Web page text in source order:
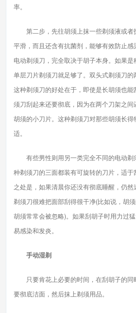
率。
第二步，先往胡须上抹一些剃须液或者
平滑，而且还含有抗菌剂，能够有效防止
电动剃须刀，完全取决于胡子本身。如果
单层刀片剃须刀就足够了。双头式剃须刀的
这种剃须刀的好处在于，即使是长胡须也
须刀刮起来还要彻底，因为在两个刀架之
胡须的小刀片。这种剃须刀对那些胡须长
适。
有些男性则用另一类完全不同的电动
种剃须刀的三面都装有可旋转的刀片，适
之处是，如果清晨你还没有彻底睡醒，仍
剃须刀很难把面部刮得很干净(比如说，胡
胡须常常会被忽略)。如果刮胡子时用力过
易感染和发炎。
手动湿剃
只要肯花上必要的时间，在刮胡子的同
要彻底洁面，然后抹上剃须用品。